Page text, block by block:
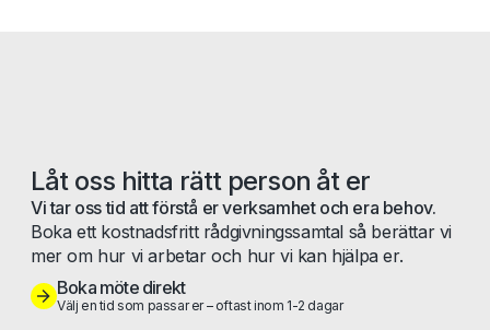
Låt oss hitta rätt person åt er
Vi tar oss tid att förstå er verksamhet och era behov.
Boka ett kostnadsfritt rådgivningssamtal så berättar vi
mer om hur vi arbetar och hur vi kan hjälpa er.
Boka möte direkt
Välj en tid som passar er – oftast inom 1-2 dagar